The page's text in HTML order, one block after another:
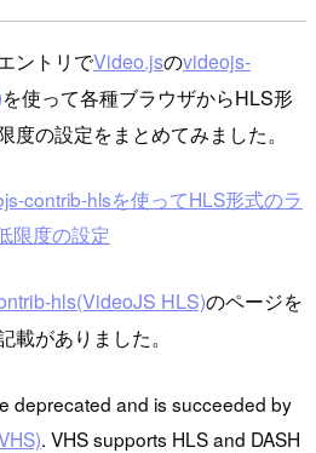
ントリでVideo.jsのvideojs-
を使って各種ブラウザからHLS形
の設定をまとめてみました。
contrib-hlsを使ってHLS形式のラ
限度の設定
hls(VideoJS HLS)のページを
がありました。
deprecated and is succeeded by
. VHS supports HLS and DASH